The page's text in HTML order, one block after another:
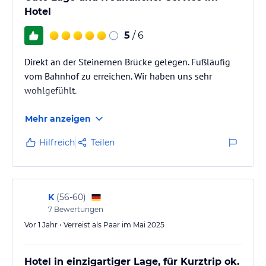
Ausstattung:
Fußbodenheizung
Telefon, Fax-/PC-Anschluss
Fernseher
Schreibtisch
Bad oder Duschbad
Haartrockner
27 Klassik Zimmer und 5 Klassik Twin
Teilweise zum Innenhof mit Gartenblick
25 qm
34 Komfort Donauseite
Ruhig und charmant
Donauseite
25 qm
Hotel
5 / 6
Direkt an der Steinernen Brücke gelegen. Fußläufig
vom Bahnhof zu erreichen. Wir haben uns sehr
wohlgefühlt.
Mehr anzeigen
Hilfreich Teilen
K (56-60)
7 Bewertungen
Vor 1 Jahr • Verreist als Paar im Mai 2025
Hotel in einzigartiger Lage, für Kurztrip ok.